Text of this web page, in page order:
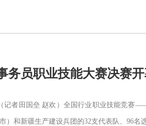
务员职业技能大赛决赛
者田国垒 赵欢）全国行业职业技能竞赛
）和新疆生产建设兵团的32支代表队、96名